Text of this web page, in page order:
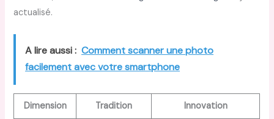
actualisé.
A lire aussi : Comment scanner une photo
facilement avec votre smartphone
Dimension Tradition Innovation